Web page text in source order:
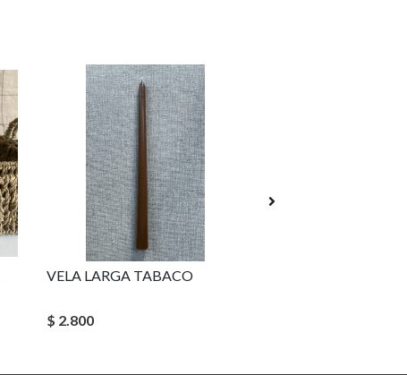
VELA LARGA TABACO
$ 2.800